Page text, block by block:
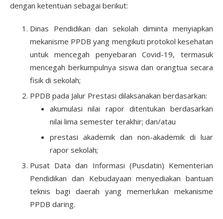
dengan ketentuan sebagai berikut:
Dinas Pendidikan dan sekolah diminta menyiapkan
mekanisme PPDB yang mengikuti protokol kesehatan
untuk mencegah penyebaran Covid-19, termasuk
mencegah berkumpulnya siswa dan orangtua secara
fisik di sekolah;
PPDB pada Jalur Prestasi dilaksanakan berdasarkan:
akumulasi nilai rapor ditentukan berdasarkan
nilai lima semester terakhir; dan/atau
prestasi akademik dan non-akademik di luar
rapor sekolah;
Pusat Data dan Informasi (Pusdatin) Kementerian
Pendidikan dan Kebudayaan menyediakan bantuan
teknis bagi daerah yang memerlukan mekanisme
PPDB daring.